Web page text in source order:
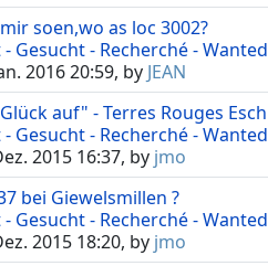
soen,wo as loc 3002?
- Gesucht - Recherché - Wanted
2016 20:59, by JEAN
auf" - Terres Rouges Esch
- Gesucht - Recherché - Wanted
2015 16:37, by jmo
bei Giewelsmillen ?
- Gesucht - Recherché - Wanted
2015 18:20, by jmo